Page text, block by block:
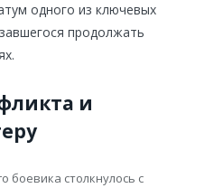
одного из ключевых
продолжать
и
боевика столкнулось с